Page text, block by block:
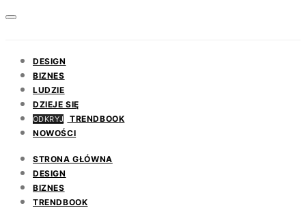
DESIGN
BIZNES
LUDZIE
DZIEJE SIĘ
ODKRYJ
TRENDBOOK
NOWOŚCI
STRONA GŁÓWNA
DESIGN
BIZNES
TRENDBOOK